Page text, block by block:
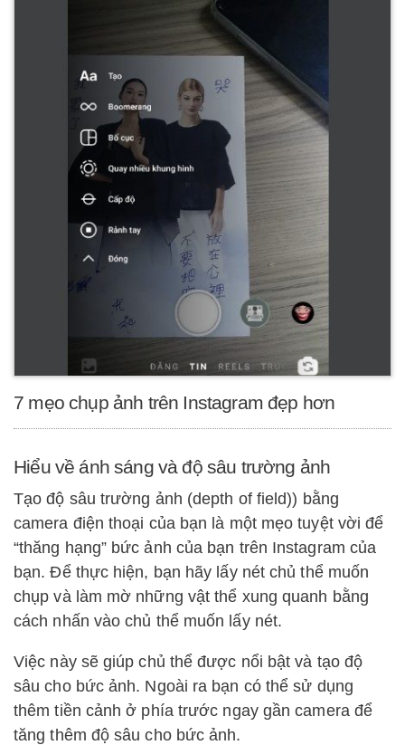
7 mẹo chụp ảnh trên Instagram đẹp hơn
Hiểu về ánh sáng và độ sâu trường ảnh
Tạo độ sâu trường ảnh (depth of field)) bằng
camera điện thoại của bạn là một mẹo tuyệt vời để
“thăng hạng” bức ảnh của bạn trên Instagram của
bạn. Để thực hiện, bạn hãy lấy nét chủ thể muốn
chụp và làm mờ những vật thể xung quanh bằng
cách nhấn vào chủ thể muốn lấy nét.
Việc này sẽ giúp chủ thể được nổi bật và tạo độ
sâu cho bức ảnh. Ngoài ra bạn có thể sử dụng
thêm tiền cảnh ở phía trước ngay gần camera để
tăng thêm độ sâu cho bức ảnh.